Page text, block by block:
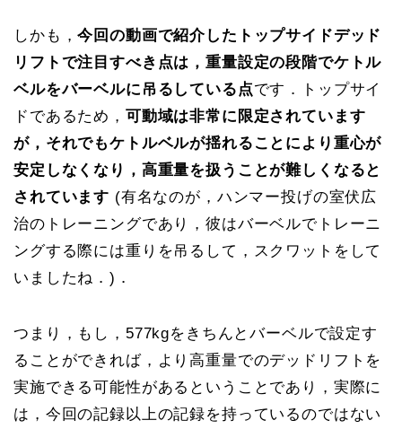
しかも，今回の動画で紹介したトップサイドデッド
リフトで注目すべき点は，重量設定の段階でケトル
ベルをバーベルに吊るしている点です．トップサイ
ドであるため， 可動域は非常に限定されています
が，それでもケトルベルが揺れることにより重心が
安定しなくなり，高重量を扱うことが難しくなると
されています (有名なのが，ハンマー投げの室伏広
治のトレーニングであり，彼はバーベルでトレーニ
ングする際には重りを吊るして，スクワットをして
いましたね．)．
つまり，もし，577kgをきちんとバーベルで設定す
ることができれば，より高重量でのデッドリフトを
実施できる可能性があるということであり，実際に
は，今回の記録以上の記録を持っているのではない